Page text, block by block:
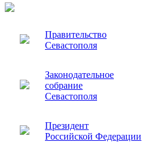
Правительство
Севастополя
Законодательное
собрание
Севастополя
Президент
Российской Федерации